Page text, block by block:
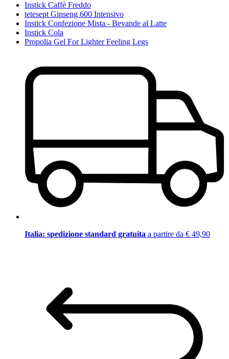
Instick Caffè Freddo
tetesept Ginseng 600 Intensivo
Instick Confezione Mista - Bevande al Latte
Instick Cola
Propolia Gel For Lighter Feeling Legs
Italia: spedizione standard gratuita a partire da € 49,90